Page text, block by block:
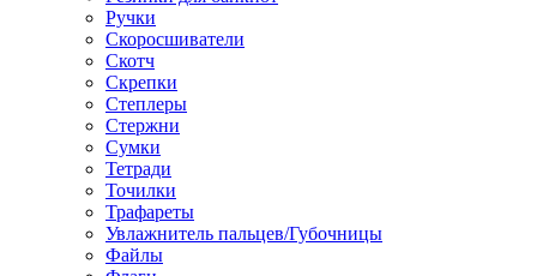
Ручки
Скоросшиватели
Скотч
Скрепки
Степлеры
Стержни
Сумки
Тетради
Точилки
Трафареты
Увлажнитель пальцев/Губочницы
Файлы